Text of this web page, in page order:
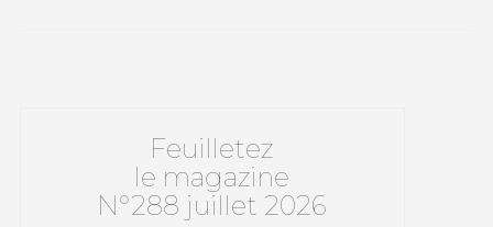
Feuilletez
le magazine
N°288 juillet 2026